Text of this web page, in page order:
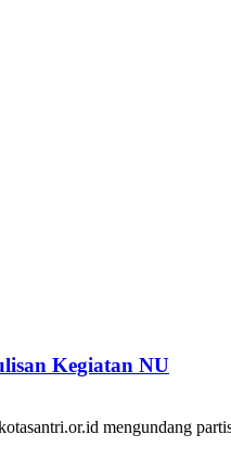
Kegiatan NU
mengundang